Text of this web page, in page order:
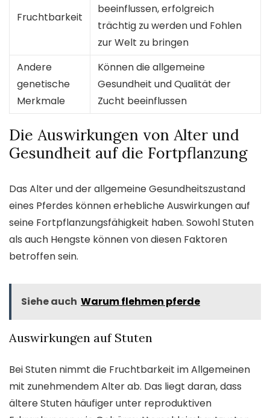
Fruchtbarkeit
beeinflussen, erfolgreich
trächtig zu werden und Fohlen
zur Welt zu bringen
Andere
genetische
Merkmale
Können die allgemeine
Gesundheit und Qualität der
Zucht beeinflussen
Die Auswirkungen von Alter und
Gesundheit auf die Fortpflanzung
Das Alter und der allgemeine Gesundheitszustand
eines Pferdes können erhebliche Auswirkungen auf
seine Fortpflanzungsfähigkeit haben. Sowohl Stuten
als auch Hengste können von diesen Faktoren
betroffen sein.
Siehe auch Warum flehmen pferde
Auswirkungen auf Stuten
Bei Stuten nimmt die Fruchtbarkeit im Allgemeinen
mit zunehmendem Alter ab. Das liegt daran, dass
ältere Stuten häufiger unter reproduktiven